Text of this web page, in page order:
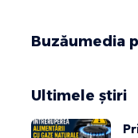
Buzăumedia
Ultimele știri